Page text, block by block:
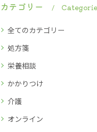
カテゴリー
全てのカテゴリー
処方箋
栄養相談
かかりつけ
介護
オンライン